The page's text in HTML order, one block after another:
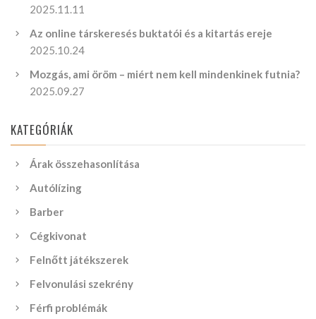
2025.11.11
Az online társkeresés buktatói és a kitartás ereje
2025.10.24
Mozgás, ami öröm – miért nem kell mindenkinek futnia?
2025.09.27
KATEGÓRIÁK
Árak összehasonlítása
Autólízing
Barber
Cégkivonat
Felnőtt játékszerek
Felvonulási szekrény
Férfi problémák